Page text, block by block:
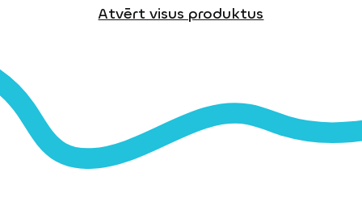
Atvērt visus produktus